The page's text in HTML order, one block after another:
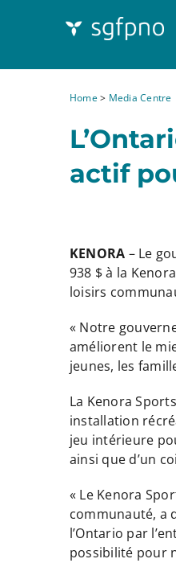
Home> Media Centre
actif
KENORA – Le
938 $ à la
loisirs
« Notre
améliorent le
jeunes, les
La Kenora
installation
jeu intérieure
ainsi que d’un
« Le Kenora
communauté, a
l’Ontario par
possibilité pour